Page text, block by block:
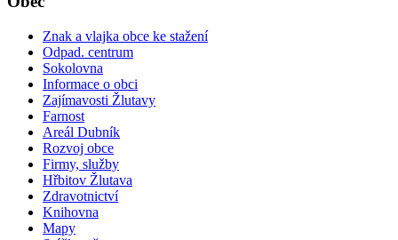
Znak a vlajka obce ke stažení
Odpad. centrum
Sokolovna
Informace o obci
Zajímavosti Žlutavy
Farnost
Areál Dubník
Rozvoj obce
Firmy, služby
Hřbitov Žlutava
Zdravotnictví
Knihovna
Mapy